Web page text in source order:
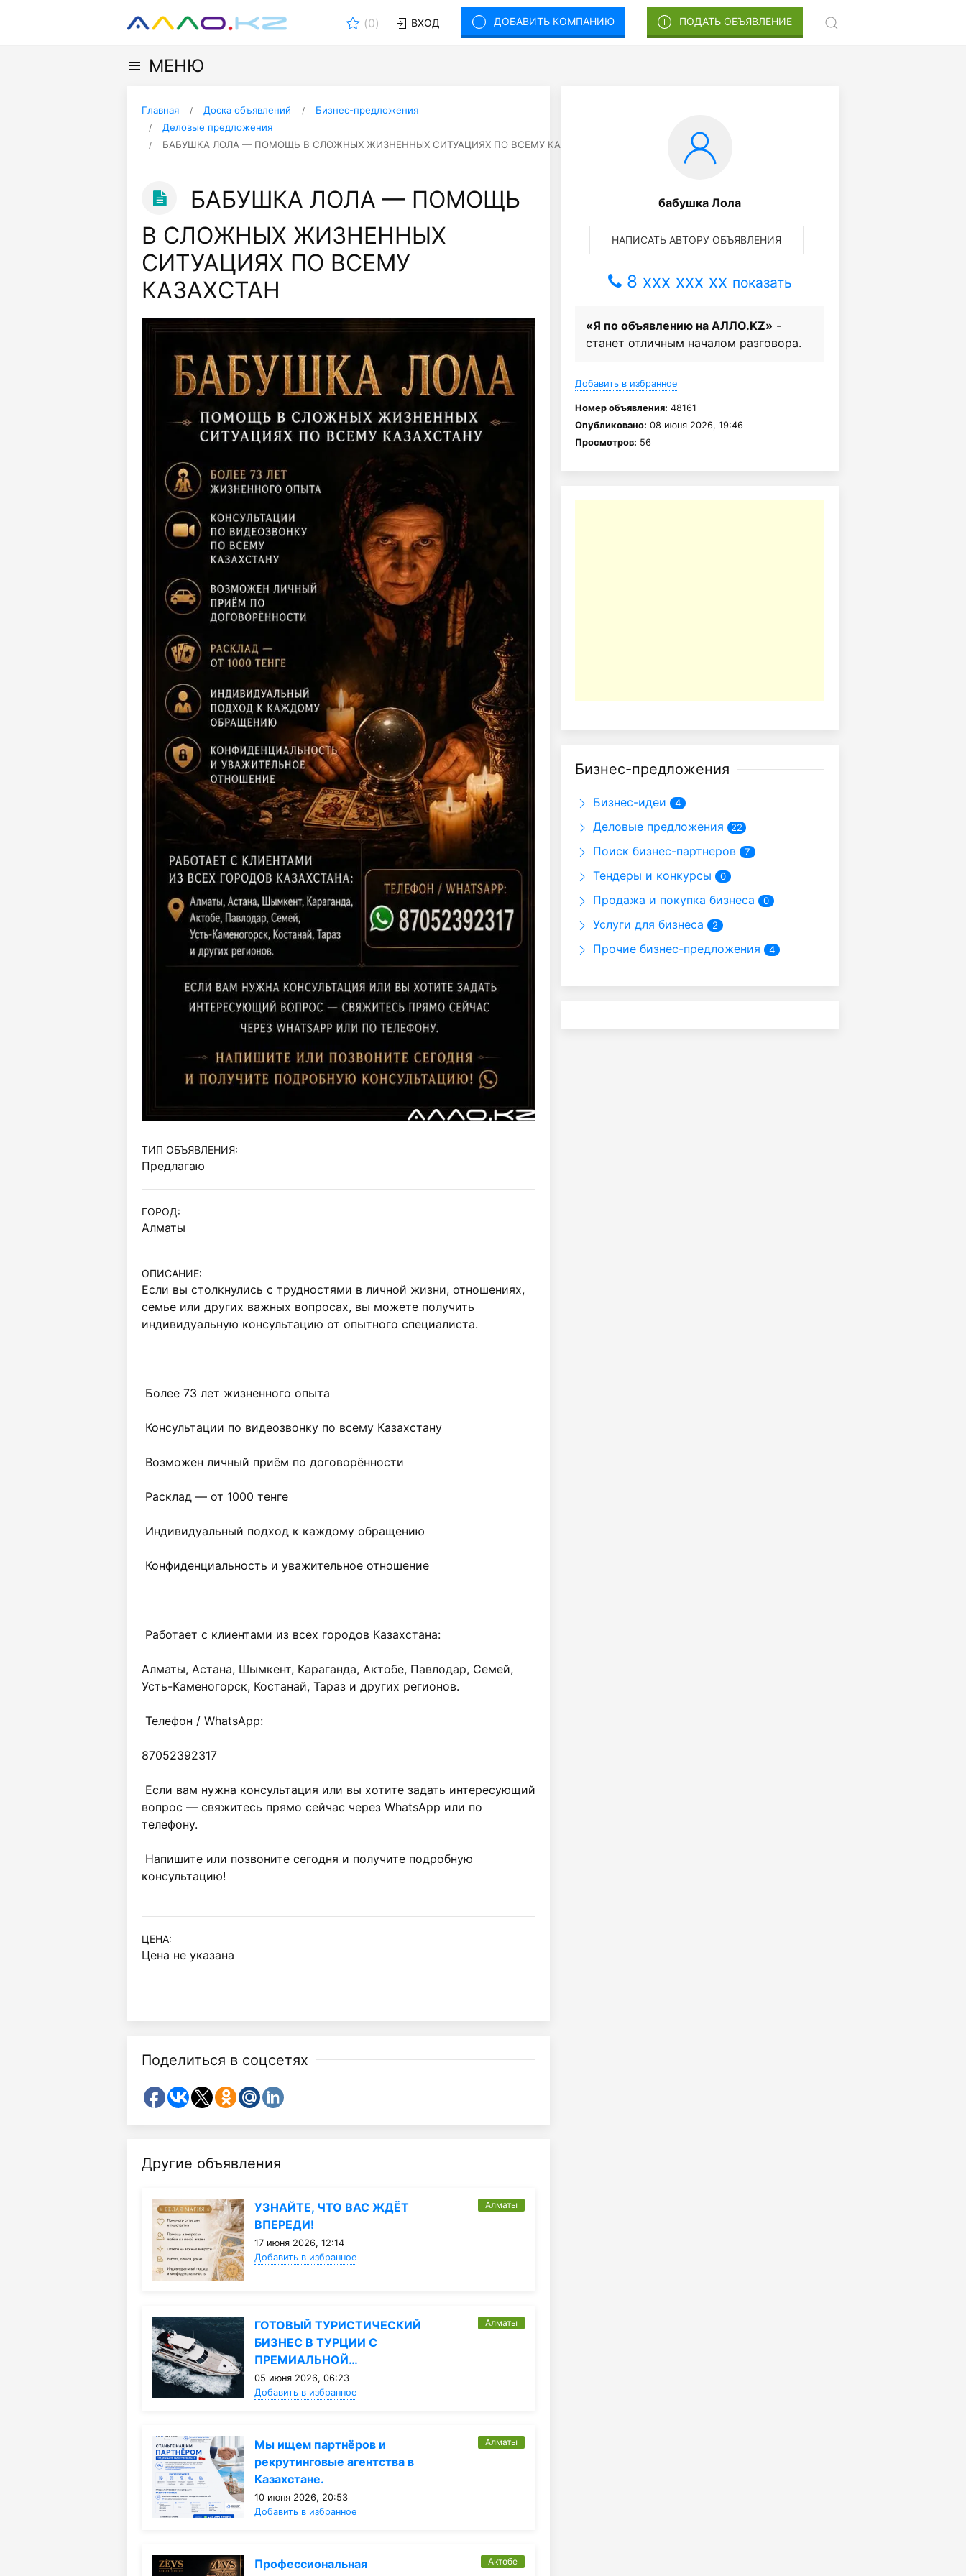
(0) ВХОД ДОБАВИТЬ КОМПАНИЮ ПОДАТЬ ОБЪЯВЛЕНИЕ
МЕНЮ
Главная Доска объявлений
Бизнес-предложения
Деловые предложения
БАБУШКА ЛОЛА — ПОМОЩЬ В СЛОЖНЫХ ЖИЗНЕННЫХ СИТУАЦИЯХ ПО ВСЕМУ КАЗАХСТАН
БАБУШКА ЛОЛА — ПОМОЩЬ
В СЛОЖНЫХ ЖИЗНЕННЫХ
СИТУАЦИЯХ ПО ВСЕМУ
КАЗАХСТАН
ТИП ОБЪЯВЛЕНИЯ:
Предлагаю
ГОРОД:
Алматы
ОПИСАНИЕ:
Если вы столкнулись с трудностями в личной жизни, отношениях,
семье или других важных вопросах, вы можете получить
индивидуальную консультацию от опытного специалиста.
Алматы, Астана, Шымкент, Караганда, Актобе, Павлодар, Семей,
Усть-Каменогорск, Костанай, Тараз и других регионов.
87052392317
вопрос — свяжитесь прямо сейчас через WhatsApp или по
телефону.
консультацию!
ЦЕНА:
Цена не указана
Поделиться в соцсетях
Другие объявления
УЗНАЙТЕ, ЧТО ВАС ЖДЁТ
ВПЕРЕДИ!
17 июня 2026, 12:14
Добавить в избранное
Алматы
ГОТОВЫЙ ТУРИСТИЧЕСКИЙ
БИЗНЕС В ТУРЦИИ С
ПРЕМИАЛЬНОЙ…
05 июня 2026, 06:23
Добавить в избранное
Алматы
Мы ищем партнёров и
рекрутинговые агентства в
Казахстане.
10 июня 2026, 20:53
Добавить в избранное
Алматы
Профессиональная
Актобе
бабушка Лола
НАПИСАТЬ АВТОРУ ОБЪЯВЛЕНИЯ
8 xxx xxx xx показать
«Я по объявлению на АЛЛО.KZ» -
станет отличным началом разговора.
Добавить в избранное
Номер объявления: 48161
Опубликовано: 08 июня 2026, 19:46
Просмотров: 56
Бизнес-предложения
Бизнес-идеи 4
Деловые предложения 22
Поиск бизнес-партнеров 7
Тендеры и конкурсы 0
Продажа и покупка бизнеса 0
Услуги для бизнеса 2
Прочие бизнес-предложения 4